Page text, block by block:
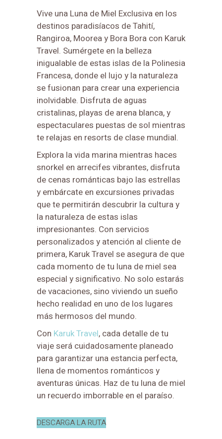
Vive una Luna de Miel Exclusiva en los
destinos paradisíacos de Tahití,
Rangiroa, Moorea y Bora Bora con Karuk
Travel. Sumérgete en la belleza
inigualable de estas islas de la Polinesia
Francesa, donde el lujo y la naturaleza
se fusionan para crear una experiencia
inolvidable. Disfruta de aguas
cristalinas, playas de arena blanca, y
espectaculares puestas de sol mientras
te relajas en resorts de clase mundial.
Explora la vida marina mientras haces
snorkel en arrecifes vibrantes, disfruta
de cenas románticas bajo las estrellas
y embárcate en excursiones privadas
que te permitirán descubrir la cultura y
la naturaleza de estas islas
impresionantes. Con servicios
personalizados y atención al cliente de
primera, Karuk Travel se asegura de que
cada momento de tu luna de miel sea
especial y significativo. No solo estarás
de vacaciones, sino viviendo un sueño
hecho realidad en uno de los lugares
más hermosos del mundo.
Con Karuk Travel, cada detalle de tu
viaje será cuidadosamente planeado
para garantizar una estancia perfecta,
llena de momentos románticos y
aventuras únicas. Haz de tu luna de miel
un recuerdo imborrable en el paraíso.
DESCARGA LA RUTA